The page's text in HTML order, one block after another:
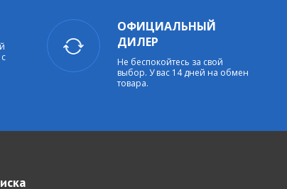
ОФИЦИАЛЬНЫЙ
ДИЛЕР
Не беспокойтесь за свой
выбор. У вас 14 дней на обмен
товара.